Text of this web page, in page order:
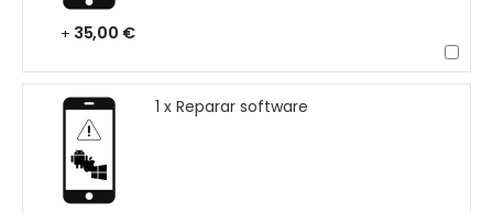
+ 35,00 €
1 x Reparar software